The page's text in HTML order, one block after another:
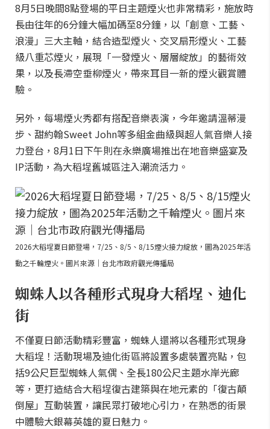
8月5日晚間8點登場的平日主題煙火也非常精彩，施放時
長由往年的6分鐘大幅加碼至8分鐘，以「創意、工藝、
浪漫」三大主軸，結合造型煙火、交叉扇形煙火、工藝
級八重芯煙火，展現「一發煙火、層層綻放」的藝術效
果，以及長滯空垂柳煙火，帶來耳目一新的煙火觀賞體
驗。
另外，每場煙火秀都有搭配音樂表演，今年邀請溫蒂漫
步、甜約翰Sweet John等多組金曲級與超人氣音樂人接
力登台，8月1日下午則在永樂廣場推出在地音樂盛宴及
IP活動，為大稻埕舊城區注入潮流活力。
2026大稻埕夏日節登場，7/25、8/5、8/15煙火接力綻放，圖為2025年活
動之千輪煙火。圖片來源｜台北市政府觀光傳播局
蜘蛛人以各種形式現身大稻埕、迪化
街
不僅夏日節活動精彩豐富，蜘蛛人還將以各種形式現身
大稻埕！活動現場及迪化街區將設置多處裝置亮點，包
括9公尺巨型蜘蛛人氣偶、全長180公尺主題水岸光廊
等，更打造結合大稻埕復古建築與在地元素的「復古顛
倒屋」互動裝置，讓民眾打破地心引力，在熟悉的街景
中體驗大銀幕英雄的夏日魅力。